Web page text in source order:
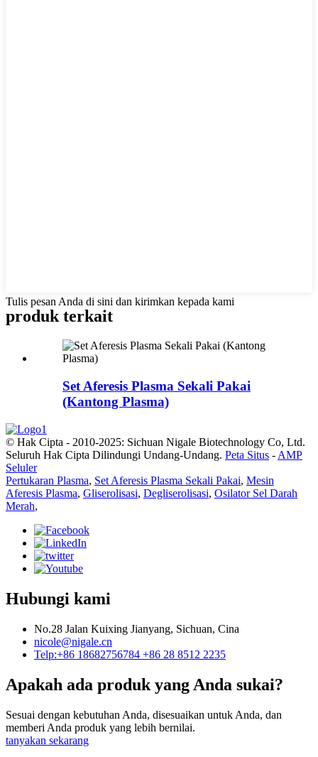
Tulis pesan Anda di sini dan kirimkan kepada kami
produk terkait
Set Aferesis Plasma Sekali Pakai
(Kantong Plasma)
© Hak Cipta - 2010-2025: Sichuan Nigale Biotechnology Co, Ltd.
Seluruh Hak Cipta Dilindungi Undang-Undang. Peta Situs - AMP
Seluler
Pertukaran Plasma, Set Aferesis Plasma Sekali Pakai, Mesin
Aferesis Plasma, Gliserolisasi, Degliserolisasi, Osilator Sel Darah
Merah,
Hubungi kami
No.28 Jalan Kuixing Jianyang, Sichuan, Cina
nicole@nigale.cn
Telp:+86 18682756784 +86 28 8512 2235
Apakah ada produk yang Anda sukai?
Sesuai dengan kebutuhan Anda, disesuaikan untuk Anda, dan
memberi Anda produk yang lebih bernilai.
tanyakan sekarang